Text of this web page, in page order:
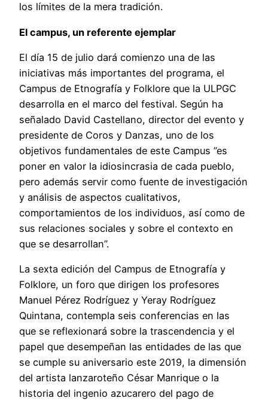
los límites de la mera tradición.
El campus, un referente ejemplar
El día 15 de julio dará comienzo una de las
iniciativas más importantes del programa, el
Campus de Etnografía y Folklore que la ULPGC
desarrolla en el marco del festival. Según ha
señalado David Castellano, director del evento y
presidente de Coros y Danzas, uno de los
objetivos fundamentales de este Campus ”es
poner en valor la idiosincrasia de cada pueblo,
pero además servir como fuente de investigación
y análisis de aspectos cualitativos,
comportamientos de los individuos, así como de
sus relaciones sociales y sobre el contexto en
que se desarrollan”.
La sexta edición del Campus de Etnografía y
Folklore, un foro que dirigen los profesores
Manuel Pérez Rodríguez y Yeray Rodríguez
Quintana, contempla seis conferencias en las
que se reflexionará sobre la trascendencia y el
papel que desempeñan las entidades de las que
se cumple su aniversario este 2019, la dimensión
del artista lanzaroteño César Manrique o la
historia del ingenio azucarero del pago de